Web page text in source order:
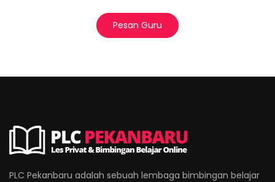
Pesan Guru
PLC Pekanbaru adalah sebuah lembaga bimbingan belajar